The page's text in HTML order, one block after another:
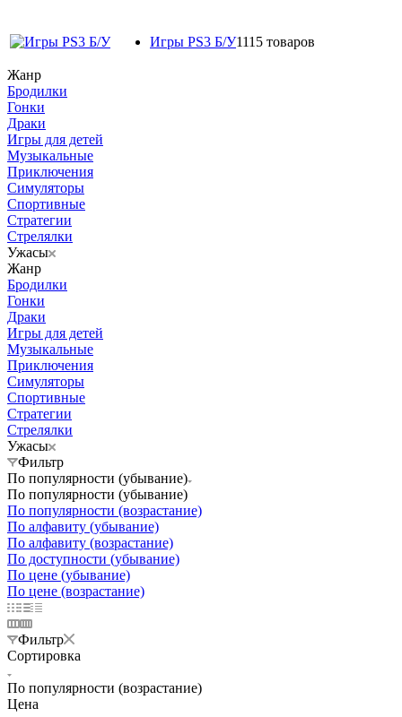
Игры PS3 Б/У1115 товаров
Жанр
Бродилки
Гонки
Драки
Игры для детей
Музыкальные
Приключения
Симуляторы
Спортивные
Стратегии
Стрелялки
Ужасы
Жанр
Бродилки
Гонки
Драки
Игры для детей
Музыкальные
Приключения
Симуляторы
Спортивные
Стратегии
Стрелялки
Ужасы
Фильтр
По популярности (убывание)
По популярности (убывание)
По популярности (возрастание)
По алфавиту (убывание)
По алфавиту (возрастание)
По доступности (убывание)
По цене (убывание)
По цене (возрастание)
Фильтр
Сортировка
По популярности (возрастание)
Цена